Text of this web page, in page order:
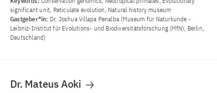
significant unit, Reticulate evolution, Natural history museum
Gastgeber*in: Dr. Joshua Villapa Penalba (Museum für Naturkunde -
Leibniz-Institut für Evolutions- und Biodiversitätsforschung (MfN), Berlin,
Deutschland)
Dr. Mateus Aoki